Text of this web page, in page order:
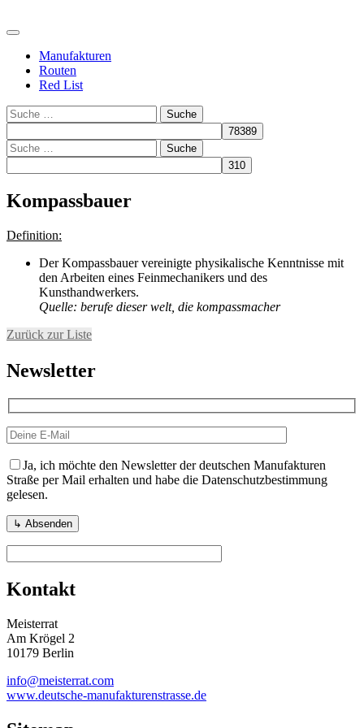
Manufakturen
Routen
Red List
Suche
Suche
Kompassbauer
Definition:
Der Kompassbauer vereinigte physikalische Kenntnisse mit
den Arbeiten eines Feinmechanikers und des
Kunsthandwerkers.
Quelle: berufe dieser welt, die kompassmacher
Zurück zur Liste
Newsletter
Ja, ich möchte den Newsletter der deutschen Manufakturen
Straße per Mail erhalten und habe die Datenschutzbestimmung
gelesen.
Kontakt
Meisterrat
Am Krögel 2
10179 Berlin
info@meisterrat.com
www.deutsche-manufakturenstrasse.de